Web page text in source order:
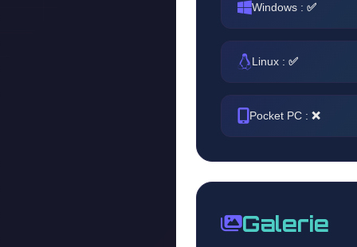
Windows : ✅
Linux : ✅
Pocket PC : ❌
Galerie